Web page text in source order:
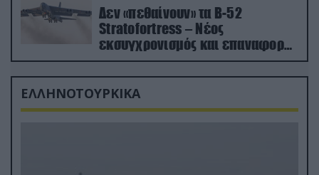
Δεν «πεθαίνουν» τα Β-52
Stratofortress – Νέος
εκσυγχρονισμός και επαναφορά
από τα «νεκροταφεία»
ΕΛΛΗΝΟΤΟΥΡΚΙΚΑ